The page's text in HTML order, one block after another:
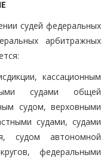
судей федеральных
арбитражных
кассационным
судами общей
судом, верховными
судами, судами
судом автономной
федеральными